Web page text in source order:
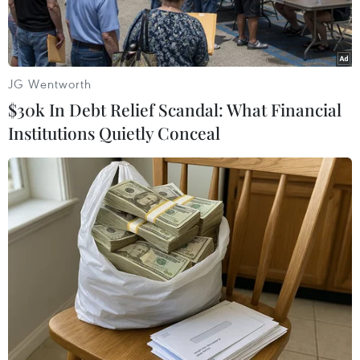
Khách hàng giao dịch vàng tại thị trường Hà Nội. (Ảnh: Đức
Duy/Vietnam+)
Giá vàng thế giới tiếp tục đi lên trong phiên
sáng nay, 14/4. Theo đó, tại thời điểm 9 giờ,
JG Wentworth
$30k In Debt Relief Scandal: What Financial
Institutions Quietly Conceal